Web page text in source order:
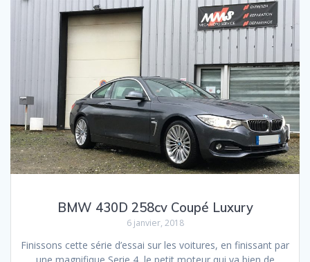
BMW 430D 258cv Coupé Luxury
6 janvier, 2018
Finissons cette série d’essai sur les voitures, en finissant par